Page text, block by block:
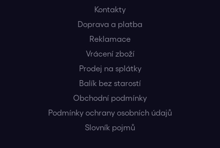
Kontakty
Doprava a platba
Reklamace
Vrácení zboží
Prodej na splátky
Balík bez starostí
Obchodní podmínky
Podmínky ochrany osobních údajů
Slovník pojmů